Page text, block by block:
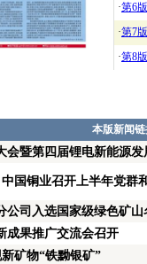
·第6版
·第7版
·第8版
本版新闻
会暨第四届锂电新能源
国铜业召开上半年党群
公司入选国家级绿色矿山
成果推广交流会召开
矿物“铁黝银矿”